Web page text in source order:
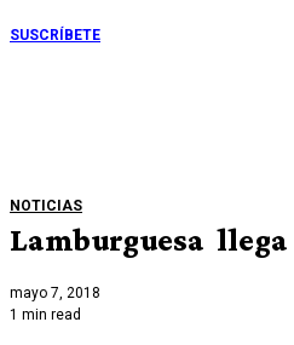
SUSCRÍBETE
NOTICIAS
Lamburguesa llega
mayo 7, 2018
1 min read